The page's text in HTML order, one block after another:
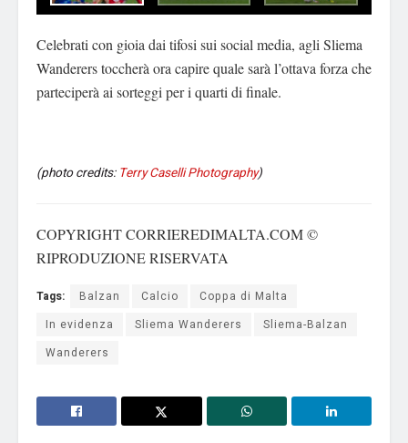
Celebrati con gioia dai tifosi sui social media, agli Sliema
Wanderers toccherà ora capire quale sarà l’ottava forza che
parteciperà ai sorteggi per i quarti di finale.
(photo credits: Terry Caselli Photography)
COPYRIGHT CORRIEREDIMALTA.COM ©
RIPRODUZIONE RISERVATA
Tags: Balzan Calcio
Coppa di Malta
In evidenza
Sliema Wanderers
Sliema-Balzan
Wanderers